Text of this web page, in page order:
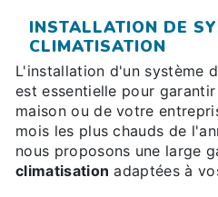
INSTALLATION DE
CLIMATISATION
L'installation d'un système
est essentielle pour
maison ou de votre
mois les plus chauds de
nous proposons une large
climatisation adaptées à